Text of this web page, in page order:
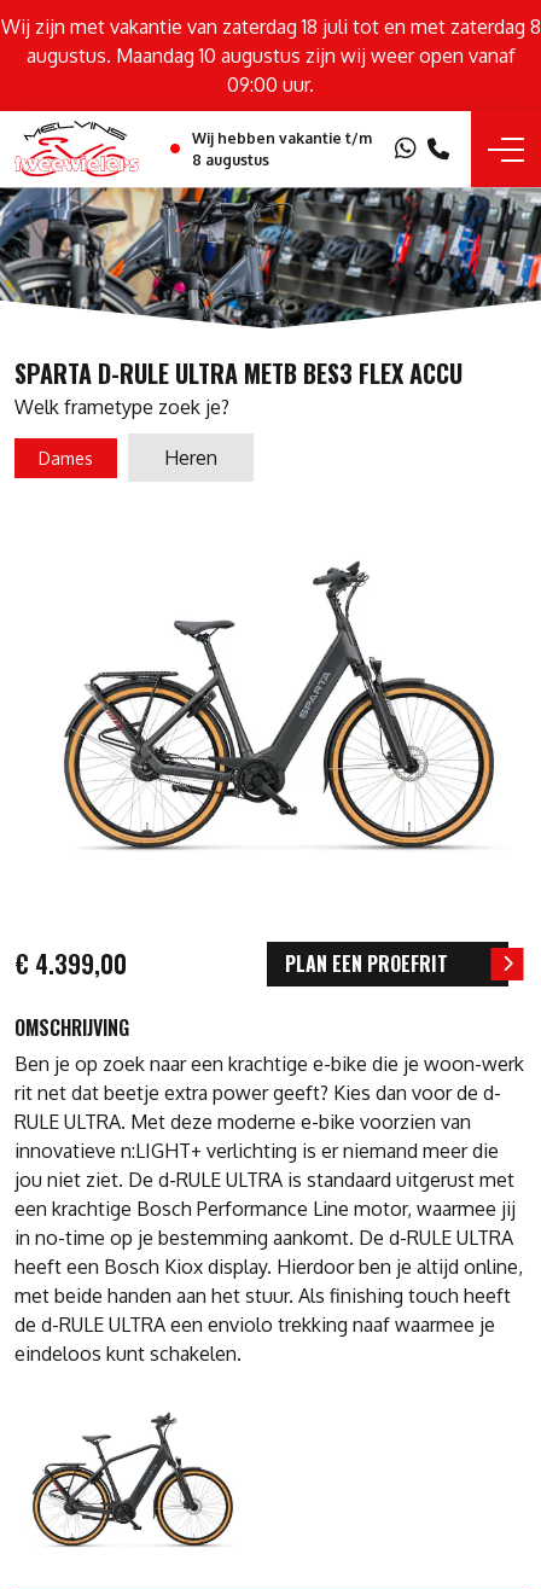
Wij zijn met vakantie van zaterdag 18 juli tot en met zaterdag 8
augustus. Maandag 10 augustus zijn wij weer open vanaf
09:00 uur.
Wij hebben vakantie t/m
8 augustus
SPARTA D-RULE ULTRA METB BES3 FLEX ACCU
Welk frametype zoek je?
Dames Heren
€ 4.399,00 PLAN EEN PROEFRIT
OMSCHRIJVING
Ben je op zoek naar een krachtige e-bike die je woon-werk
rit net dat beetje extra power geeft? Kies dan voor de d-
RULE ULTRA. Met deze moderne e-bike voorzien van
innovatieve n:LIGHT+ verlichting is er niemand meer die
jou niet ziet. De d-RULE ULTRA is standaard uitgerust met
een krachtige Bosch Performance Line motor, waarmee jij
in no-time op je bestemming aankomt. De d-RULE ULTRA
heeft een Bosch Kiox display. Hierdoor ben je altijd online,
met beide handen aan het stuur. Als finishing touch heeft
de d-RULE ULTRA een enviolo trekking naaf waarmee je
eindeloos kunt schakelen.